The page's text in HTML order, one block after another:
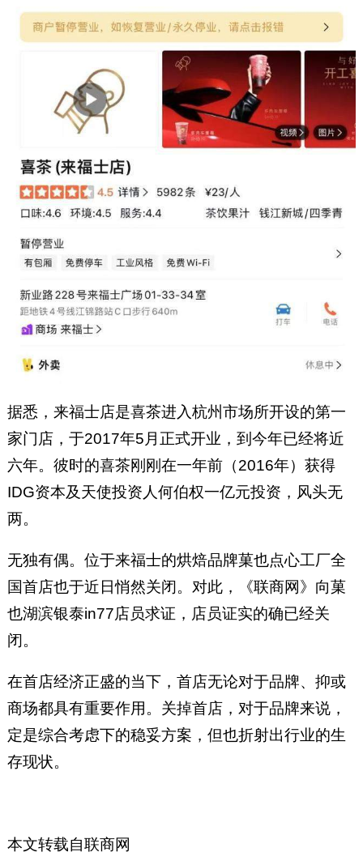
据悉，来福士店是喜茶进入杭州市场所开设的第一
家门店，于2017年5月正式开业，到今年已经将近
六年。彼时的喜茶刚刚在一年前（2016年）获得
IDG资本及天使投资人何伯权一亿元投资，风头无
两。
无独有偶。位于来福士的烘焙品牌菓也点心工厂全
国首店也于近日悄然关闭。对此，《联商网》向菓
也湖滨银泰in77店员求证，店员证实的确已经关
闭。
在首店经济正盛的当下，首店无论对于品牌、抑或
商场都具有重要作用。关掉首店，对于品牌来说，
定是综合考虑下的稳妥方案，但也折射出行业的生
存现状。
本文转载自联商网